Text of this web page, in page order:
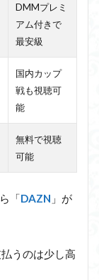
DMMプレミ
アム付きで
最安級
国内カップ
戦も視聴可
能
無料で視聴
可能
「DAZN 」が
うのは少し高